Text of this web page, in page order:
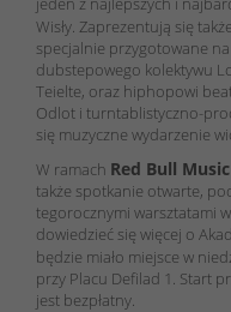
Wisły. Zaprezentują się
specjalnie przygotowane
dubstepowego kolektywu
Teielte, oraz hiphopowi
Odlot i turntablistyczno-
się muzyczne wydarzenie
W ramach Red Bull
także spotkanie otwarte,
tegorocznymi warsztatami
dowiedzieć się więcej o
będzie miało miejsce w
przy Placu Defilad 1. Start
jest bezpłatny.